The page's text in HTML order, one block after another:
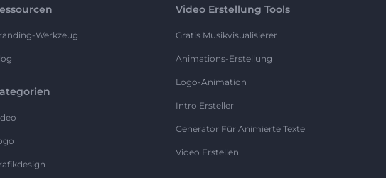
Werkzeug
Video Erstellung Tools
Gratis Musikvisualisierer
Animations-Erstellung
Logo-Animation
Intro Ersteller
Generator Für Animierte Texte
Video Erstellen